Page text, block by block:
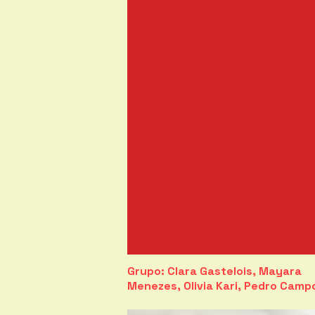
Grupo: Clara Gastelois, Mayara
Menezes, Olivia Kari, Pedro